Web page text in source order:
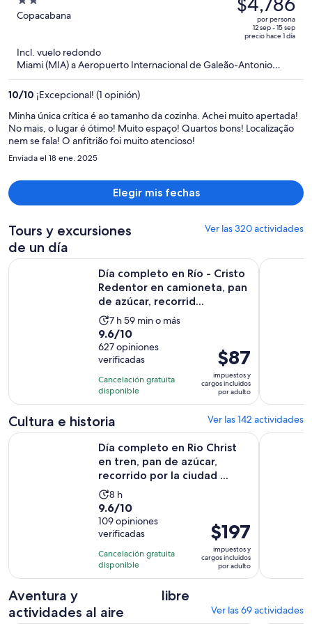
possible due to the community's rules and offered the hotel's
transfer service for a steep price of 250 reales. I ended up getting
our expectations. It's not worth a 5-star rating. For a better
experience, consider other options.
out
5
Copacabana
era
$6,535
y
ahora
$4,786
por
por persona
12 sep - 15 sep
precio hace 1 día
Incl. vuelo redondo
Miami (MIA) a Aeropuerto Internacional de Galeão-Antonio
Carlos Jobim (GIG)
10/10 ¡Excepcional! (1 opinión)
Minha única crítica é ao tamanho da cozinha. Achei muito apertada!
No mais, o lugar é ótimo! Muito espaço! Quartos bons! Localização
nem se fala! O anfitrião foi muito atencioso!
Enviada el 18 ene. 2025
Elegir mis fechas
Tours y excursiones
de un día
Ver las 320 actividades
Día completo en Río - Cristo
Redentor en camioneta, pan
de azúcar, recorrid...
La
actividad
dura
7
horas
y
59
minutos
7 h 59 min o más
9.6
de
10
con
627
opiniones
9.6/10
627 opiniones
verificadas
Cancelación gratuita
disponible
El
precio
es
de
por
adulto
$87
impuestos y
cargos incluidos
por adulto
Día completo en Río - Cristo Redentor en camioneta, pan
Día
Cultura e historia Ver las 142 actividades
Día completo en Rio Christ
en tren, pan de azúcar,
recorrido por la ciudad ...
La
actividad
dura
8
horas
8 h
9.6
de
10
con
109
opiniones
9.6/10
109 opiniones
verificadas
Cancelación gratuita
disponible
El
precio
es
de
adulto
$197
impuestos y
cargos incluidos
por adulto
Día completo en Rio Christ en tren, pan de azúcar,Tour por
Aventura y
actividades al aire
libre
Ver las 69 actividades